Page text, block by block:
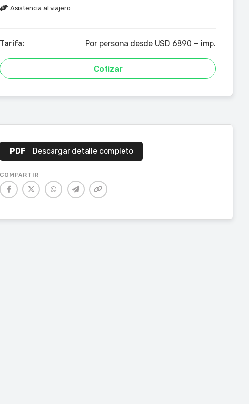
Asistencia al viajero
Tarifa: Por persona desde USD 6890 + imp.
Cotizar
PDF Descargar detalle completo
COMPARTIR